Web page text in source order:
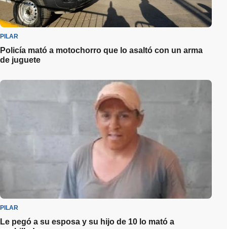
PILAR
Policía mató a motochorro que lo asaltó con un arma
de juguete
PILAR
Le pegó a su esposa y su hijo de 10 lo mató a